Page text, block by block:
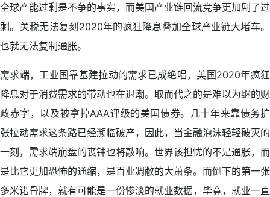
全球产能过剩是不争的事实，而美国产业链回流竞争更加剧了过
剩。关税无法复刻2020年的疯狂降息叠加全球产业链大堵车。
也就无法复制通胀。
需求端，工业国靠基建拉动的需求已成绝唱，美国2020年疯狂
降息对于消费需求的带动也在退潮。取而代之的是难以为继的财
政赤字，以及被拿掉AAA评级的美国债券。几十年来靠债务扩
张拉动需求这条路已经濒临破产，因此，当金融泡沫轻轻破灭的
一刻，需求端崩盘的丧钟也将敲响。世界该担忧的不是通胀，而
是比它更加恐怖的通缩，是百业凋敝的大萧条。而倒下的第一张
多米诺骨牌，就有可能是一份惨淡的就业数据，毕竟，就业一直